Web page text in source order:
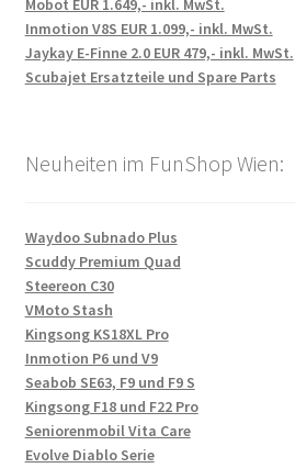
Mobot EUR 1.649,- inkl. MwSt.
Inmotion V8S EUR 1.099,- inkl. MwSt.
Jaykay E-Finne 2.0 EUR 479,- inkl. MwSt.
Scubajet Ersatzteile und Spare Parts
Neuheiten im FunShop Wien:
Waydoo Subnado Plus
Scuddy Premium Quad
Steereon C30
VMoto Stash
Kingsong KS18XL Pro
Inmotion P6 und V9
Seabob SE63, F9 und F9 S
Kingsong F18 und F22 Pro
Seniorenmobil Vita Care
Evolve Diablo Serie